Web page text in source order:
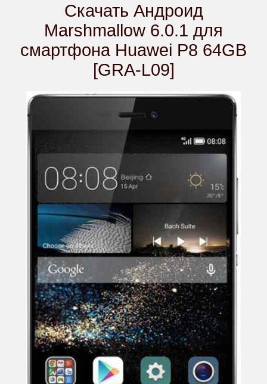
Скачать Андроид
Marshmallow 6.0.1 для
смартфона Huawei P8 64GB
[GRA-L09]